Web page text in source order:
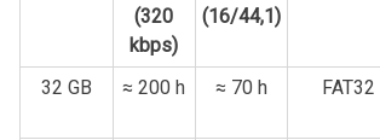
(320
kbps)
(16/44,1)
32 GB ≈ 200 h ≈ 70 h FAT32